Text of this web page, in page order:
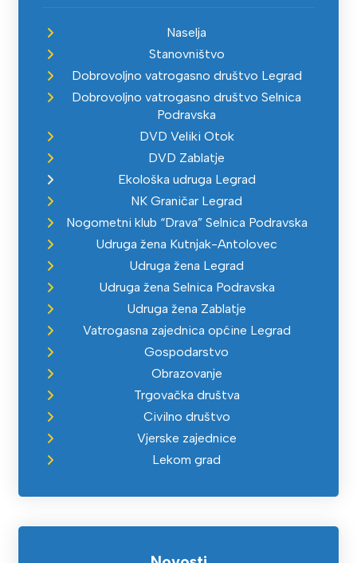
Naselja
Stanovništvo
Dobrovoljno vatrogasno društvo Legrad
Dobrovoljno vatrogasno društvo Selnica
Podravska
DVD Veliki Otok
DVD Zablatje
Ekološka udruga Legrad
NK Graničar Legrad
Nogometni klub “Drava” Selnica Podravska
Udruga žena Kutnjak-Antolovec
Udruga žena Legrad
Udruga žena Selnica Podravska
Udruga žena Zablatje
Vatrogasna zajednica općine Legrad
Gospodarstvo
Obrazovanje
Trgovačka društva
Civilno društvo
Vjerske zajednice
Lekom grad